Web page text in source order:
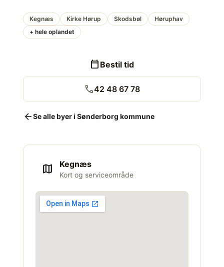
Kegnæs Kirke Hørup Skodsbøl
Høruphav
+ hele oplandet
calendar_today Bestil tid
call42 48 67 78
arrow_backSe alle byer i Sønderborg kommune
map Kegnæs
Kort og serviceområde